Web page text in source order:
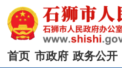
首页 市政府 政务公开